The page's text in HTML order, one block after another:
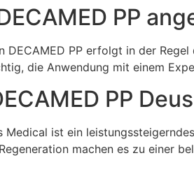
PP
DECAMED PP erfolgt in der
die Anwendung mit einem
PP
Medical ist ein
machen es zu einer